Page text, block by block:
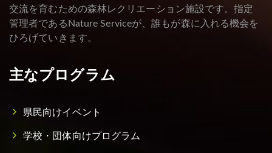
交流を育むための森林レクリエーション施設です。指定
管理者であるNature Serviceが、誰もが森に入れる機会を
ひろげていきます。
主なプログラム
県民向けイベント
学校・団体向けプログラム